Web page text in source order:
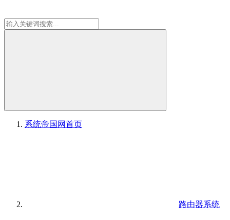
系统帝国网首页
路由器系统